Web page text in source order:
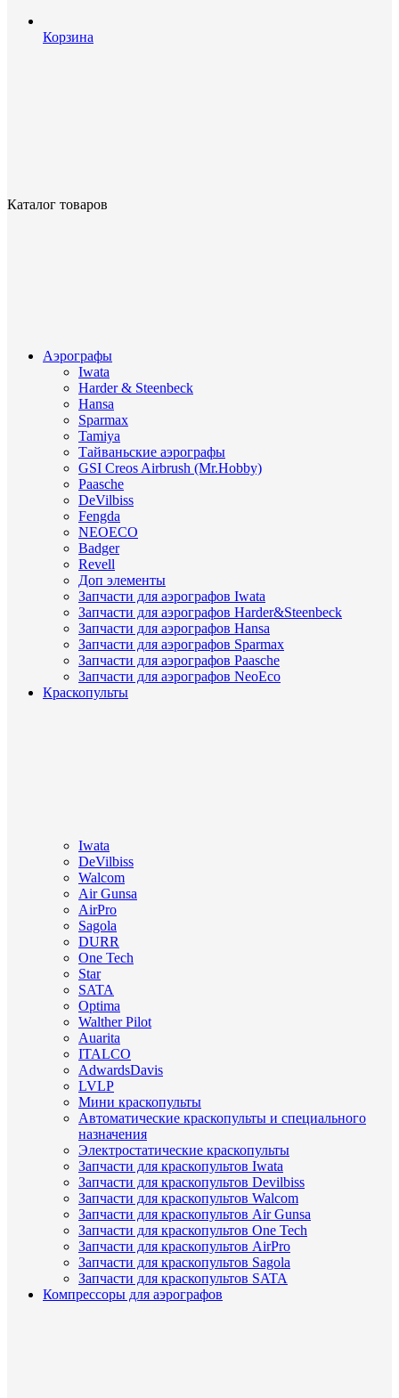
Корзина
Каталог товаров
Аэрографы
Iwata
Harder & Steenbeck
Hansa
Sparmax
Tamiya
Тайваньские аэрографы
GSI Creos Airbrush (Mr.Hobby)
Paasche
DeVilbiss
Fengda
NEOECO
Badger
Revell
Доп элементы
Запчасти для аэрографов Iwata
Запчасти для аэрографов Harder&Steenbeck
Запчасти для аэрографов Hansa
Запчасти для аэрографов Sparmax
Запчасти для аэрографов Paasche
Запчасти для аэрографов NeoEco
Краскопульты
Iwata
DeVilbiss
Walcom
Air Gunsa
AirPro
Sagola
DURR
One Tech
Star
SATA
Optima
Walther Pilot
Auarita
ITALCO
AdwardsDavis
LVLP
Мини краскопульты
Автоматические краскопульты и специального
назначения
Электростатические краскопульты
Запчасти для краскопультов Iwata
Запчасти для краскопультов Devilbiss
Запчасти для краскопультов Walcom
Запчасти для краскопультов Air Gunsa
Запчасти для краскопультов One Tech
Запчасти для краскопультов AirPro
Запчасти для краскопультов Sagola
Запчасти для краскопультов SATA
Компрессоры для аэрографов